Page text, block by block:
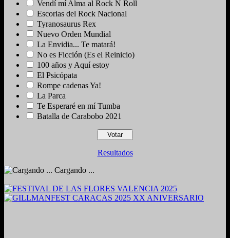
Vendí mí Alma al Rock N Roll
Escorias del Rock Nacional
Tyranosaurus Rex
Nuevo Orden Mundial
La Envidia... Te matará!
No es Ficción (Es el Reinicio)
100 años y Aquí estoy
El Psicópata
Rompe cadenas Ya!
La Parca
Te Esperaré en mí Tumba
Batalla de Carabobo 2021
Resultados
Cargando ...